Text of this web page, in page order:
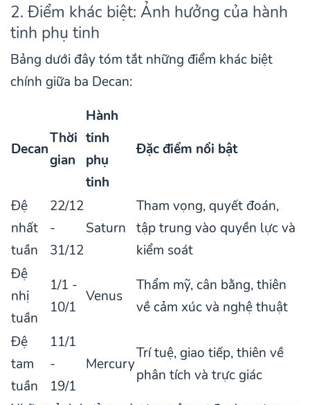
2. Điểm khác biệt: Ảnh hưởng của hành
tinh phụ tinh
Bảng dưới đây tóm tắt những điểm khác biệt
chính giữa ba Decan:
Decan
Thời
gian
Hành
tinh
phụ
tinh
Đặc điểm nổi bật
Đệ
nhất
tuần
22/12
-
31/12
Saturn
Tham vọng, quyết đoán,
tập trung vào quyền lực và
kiểm soát
Đệ
nhị
tuần
1/1 -
10/1
Venus
Thẩm mỹ, cân bằng, thiên
về cảm xúc và nghệ thuật
Đệ
tam
tuần
11/1
-
19/1
Mercury
Trí tuệ, giao tiếp, thiên về
phân tích và trực giác